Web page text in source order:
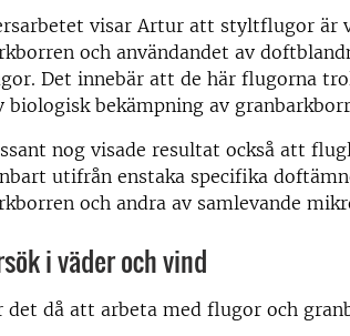
visar Artur att styltflugor är
och användandet av
Det innebär att de här flugorna
biologisk bekämpning av
nog visade resultat också att
utifrån enstaka specifika
och andra av samlevande
i väder och vind
det då att arbeta med flugor och